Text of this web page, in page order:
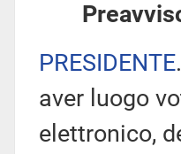
PRESIDENTE
aver luogo
elettronico,